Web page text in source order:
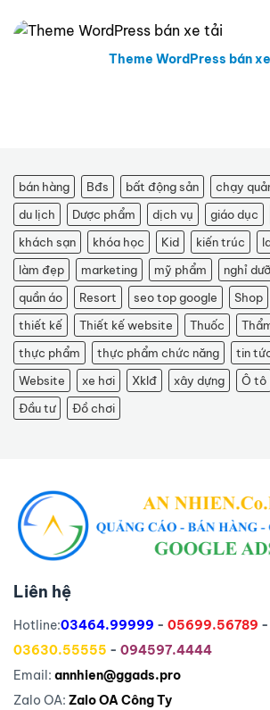
Theme WordPress bán
bán hàng Bđs bất động sản chạy
du lịch
Dược phẩm dịch vụ giáo dục
khách sạn
khóa học Kid kiến trúc
làm đẹp
marketing mỹ phẩm nghỉ
quần áo
Resort seo top google Shop
thiết kế
Thiết kế website Thuốc
thực phẩm
thực phẩm chức năng tin
Website
xe hơi Xklđ xây dựng Ô tô
Đầu tư
Đồ chơi
Liên hệ
Hotline:03464.99999 - 05699.56789 -
03630.55555 - 094597.4444
Email: annhien@ggads.pro
Zalo OA: Zalo OA Công Ty